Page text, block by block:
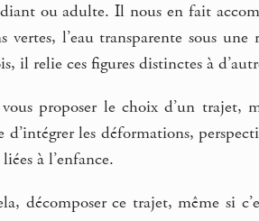
ou adulte. Il nous en fait
vertes, l’eau transparente sous
il relie ces figures distinctes à
vous proposer le choix d’un
d’intégrer les déformations,
à l’enfance.
décomposer ce trajet, même si